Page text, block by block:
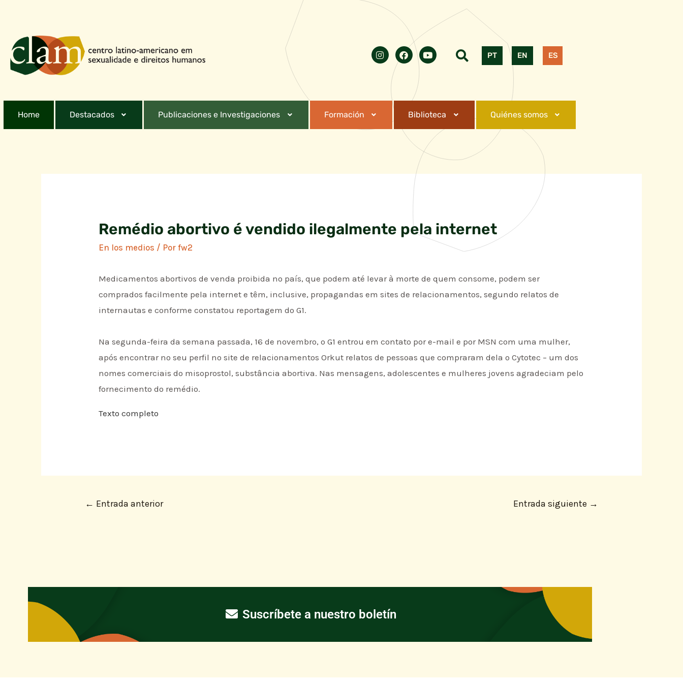
PT EN ES
Home Destacados Publicaciones e Investigaciones Formación Biblioteca Quiénes somos
Remédio abortivo é vendido ilegalmente pela internet
En los medios / Porfw2
Medicamentos abortivos de venda proibida no país, que podem até levar à morte de quem consome, podem ser
comprados facilmente pela internet e têm, inclusive, propagandas em sites de relacionamentos, segundo relatos de
internautas e conforme constatou reportagem do G1.
Na segunda-feira da semana passada, 16 de novembro, o G1 entrou em contato por e-mail e por MSN com uma mulher,
após encontrar no seu perfil no site de relacionamentos Orkut relatos de pessoas que compraram dela o Cytotec – um dos
nomes comerciais do misoprostol, substância abortiva. Nas mensagens, adolescentes e mulheres jovens agradeciam pelo
fornecimento do remédio.
Texto completo
← Entrada anterior Entrada siguiente →
Suscríbete a nuestro boletín